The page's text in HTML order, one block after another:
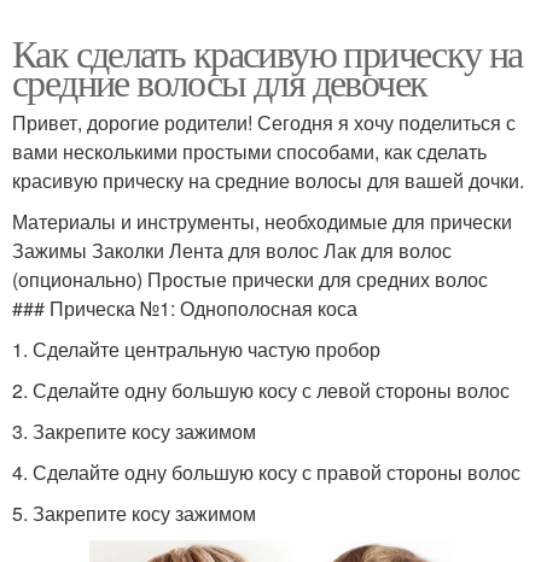
Как сделать красивую прическу на
средние волосы для девочек
Привет, дорогие родители! Сегодня я хочу поделиться с
вами несколькими простыми способами, как сделать
красивую прическу на средние волосы для вашей дочки.
Материалы и инструменты, необходимые для прически
Зажимы Заколки Лента для волос Лак для волос
(опционально) Простые прически для средних волос
### Прическа №1: Однополосная коса
1. Сделайте центральную частую пробор
2. Сделайте одну большую косу с левой стороны волос
3. Закрепите косу зажимом
4. Сделайте одну большую косу с правой стороны волос
5. Закрепите косу зажимом